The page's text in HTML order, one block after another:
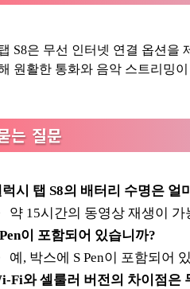
S8은 무선 인터넷 연결 옵션을
원활한 통화와 음악 스트리밍
는 질문
럭시 탭 S8의 배터리 수명은 얼
약 15시간의 동영상 재생이 가
이 포함되어 있습니까?
예, 박스에 S Pen이 포함되어
Fi와 셀룰러 버전의 차이점은